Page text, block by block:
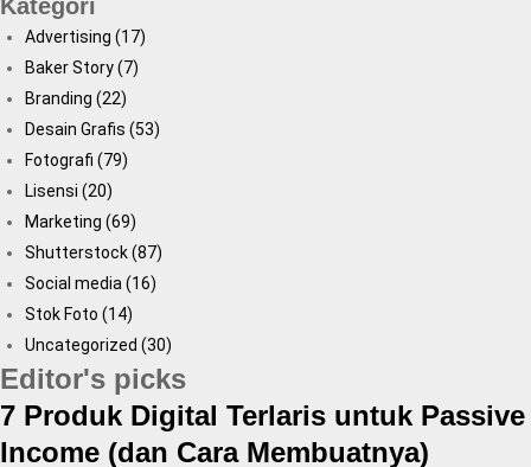
Kategori
Advertising (17)
Baker Story(7)
Branding (22)
Desain Grafis (53)
Fotografi (79)
Lisensi (20)
Marketing (69)
Shutterstock(87)
Social media (16)
Stok Foto (14)
Uncategorized (30)
Editor's picks
7 Produk Digital Terlaris untuk Passive
Income (dan Cara Membuatnya)